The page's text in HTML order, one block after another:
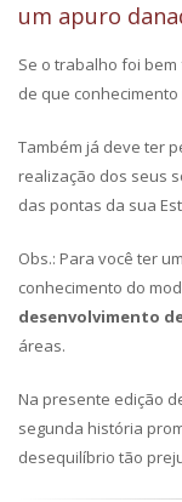
um apuro
Se o trabalho foi
de que
Também já deve ter
realização dos seus
das pontas da sua
Obs.: Para você ter
conhecimento do
desenvolvimento
áreas.
Na presente edição
segunda história
desequilíbrio tão